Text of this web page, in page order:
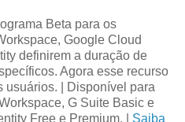
Beta para os
Google Cloud
definirem a duração de
Agora esse recurso
usuários. | Disponível para
G Suite Basic e
Free e Premium. | Saiba